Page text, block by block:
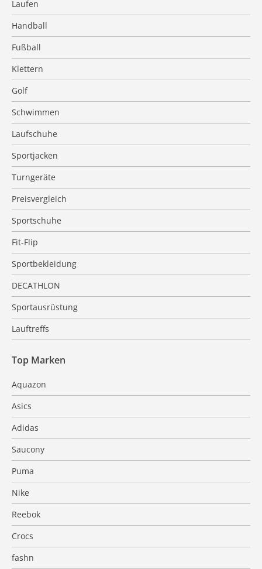
Laufen
Handball
Fußball
Klettern
Golf
Schwimmen
Laufschuhe
Sportjacken
Turngeräte
Preisvergleich
Sportschuhe
Fit-Flip
Sportbekleidung
DECATHLON
Sportausrüstung
Lauftreffs
Top Marken
Aquazon
Asics
Adidas
Saucony
Puma
Nike
Reebok
Crocs
fashn